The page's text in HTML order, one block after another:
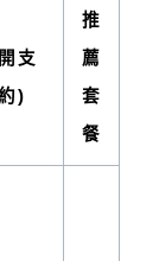
支
)
推
薦
套
餐